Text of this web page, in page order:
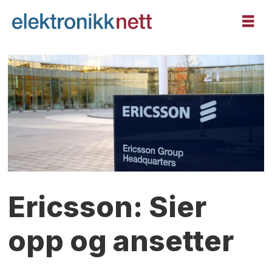
Ericsson: Sier
opp og ansetter